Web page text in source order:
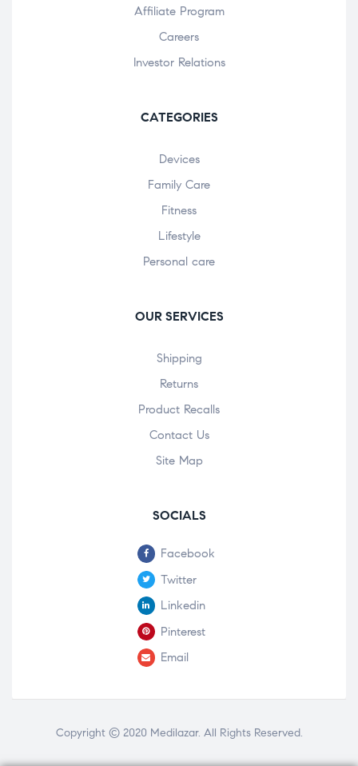
Affiliate Program
Careers
Investor Relations
CATEGORIES
Devices
Family Care
Fitness
Lifestyle
Personal care
OUR SERVICES
Shipping
Returns
Product Recalls
Contact Us
Site Map
SOCIALS
Facebook
Twitter
Linkedin
Pinterest
Email
Copyright © 2020 Medilazar. All Rights Reserved.